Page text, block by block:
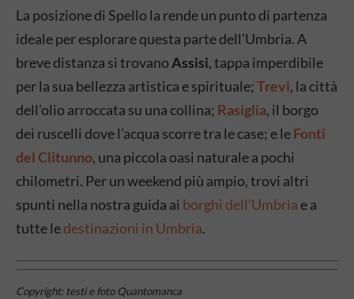
La posizione di Spello la rende un punto di partenza
ideale per esplorare questa parte dell’Umbria. A
breve distanza si trovanoAssisi, tappa imperdibile
per la sua bellezza artistica e spirituale;Trevi, la città
dell’olio arroccata su una collina; Rasiglia, il borgo
dei ruscelli dove l’acqua scorre tra le case; e leFonti
del Clitunno, una piccola oasi naturale a pochi
chilometri. Per un weekend più ampio, trovi altri
spunti nella nostra guida ai borghi dell’Umbria e a
tutte ledestinazioni in Umbria.
Copyright: testi e foto Quantomanca